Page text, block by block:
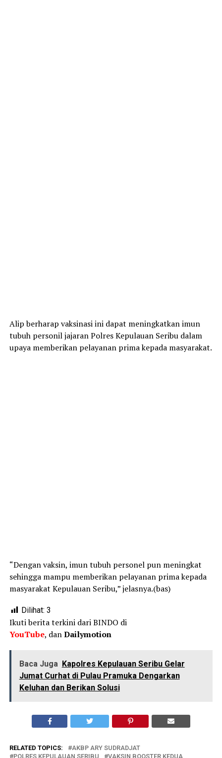
Alip berharap vaksinasi ini dapat meningkatkan imun
tubuh personil jajaran Polres Kepulauan Seribu dalam
upaya memberikan pelayanan prima kepada masyarakat.
“Dengan vaksin, imun tubuh personel pun meningkat
sehingga mampu memberikan pelayanan prima kepada
masyarakat Kepulauan Seribu,” jelasnya.(bas)
Dilihat: 3
Ikuti berita terkini dari BINDO di
YouTube, danDailymotion
Baca Juga Kapolres Kepulauan Seribu Gelar
Jumat Curhat di Pulau Pramuka Dengarkan
Keluhan dan Berikan Solusi
RELATED TOPICS:
AKBP ARY SUDRADJAT
POLRES KEPULAUAN SERIBU
VAKSIN BOOSTER KEDUA